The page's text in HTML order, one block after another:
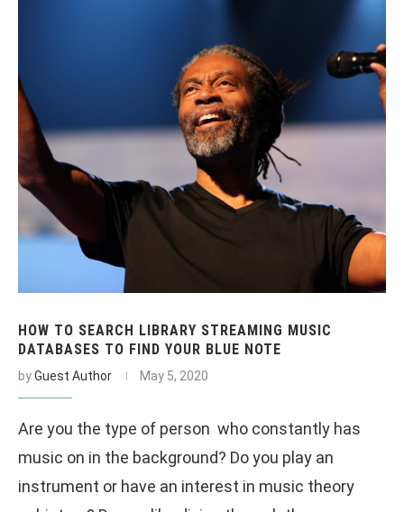
HOW TO SEARCH LIBRARY STREAMING MUSIC
DATABASES TO FIND YOUR BLUE NOTE
byGuest Author May 5, 2020
Are you the type of person who constantly has
music on in the background? Do you play an
instrument or have an interest in music theory